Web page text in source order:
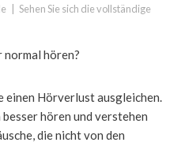
Sehen Sie sich die vollständige
normal hören?
einen Hörverlust ausgleichen.
hören und verstehen
die nicht von den